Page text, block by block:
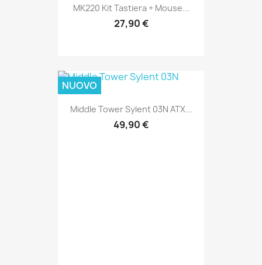
MK220 Kit Tastiera + Mouse...
27,90 €
Middle Tower Sylent 03N ATX...
49,90 €
NUOVO